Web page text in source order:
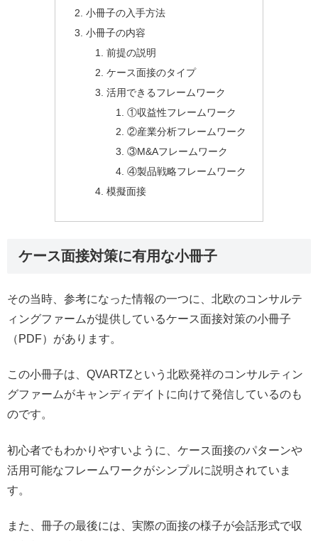
小冊子の入手方法
小冊子の内容
前提の説明
ケース面接のタイプ
活用できるフレームワーク
①収益性フレームワーク
②産業分析フレームワーク
③M&Aフレームワーク
④製品戦略フレームワーク
模擬面接
ケース面接対策に有用な小冊子
その当時、参考になった情報の一つに、北欧のコンサルテ
ィングファームが提供しているケース面接対策の小冊子
（PDF）があります。
この小冊子は、QVARTZという北欧発祥のコンサルティン
グファームがキャンディデイトに向けて発信しているのも
のです。
初心者でもわかりやすいように、ケース面接のパターンや
活用可能なフレームワークがシンプルに説明されていま
す。
また、冊子の最後には、実際の面接の様子が会話形式で収